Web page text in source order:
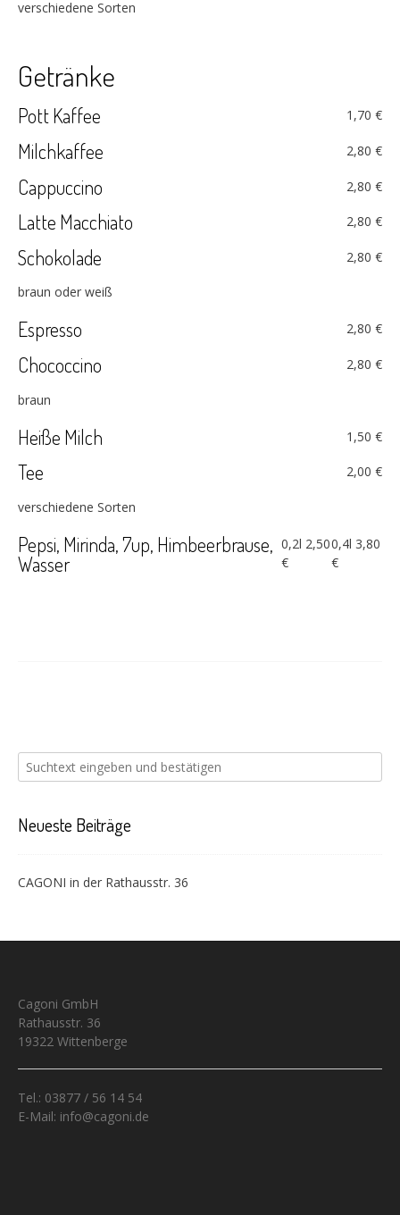
verschiedene Sorten
Getränke
Pott Kaffee 1,70 €
Milchkaffee 2,80 €
Cappuccino 2,80 €
Latte Macchiato 2,80 €
Schokolade 2,80 €
braun oder weiß
Espresso 2,80 €
Chococcino 2,80 €
braun
Heiße Milch 1,50 €
Tee 2,00 €
verschiedene Sorten
Pepsi, Mirinda, 7up, Himbeerbrause,
Wasser
0,2l 2,50
€
0,4l 3,80
€
Neueste Beiträge
CAGONI in der Rathausstr. 36
Cagoni GmbH
Rathausstr. 36
19322 Wittenberge
Tel.: 03877 / 56 14 54
E-Mail: info@cagoni.de